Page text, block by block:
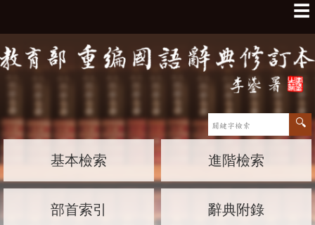
☰
基本檢索 進階檢索
部首索引 辭典附錄